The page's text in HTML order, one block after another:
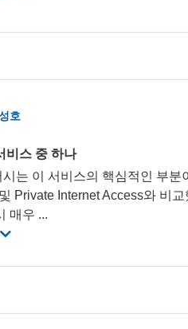
호
비스 중 하나
시는 이 서비스의 핵심적인 부분
Private Internet Access와 비
매우 ...